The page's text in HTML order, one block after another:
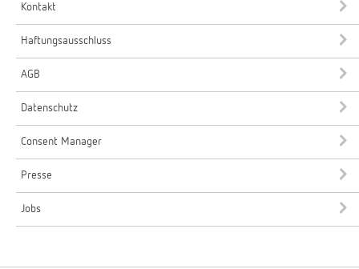
Kontakt
Haftungsausschluss
AGB
Datenschutz
Consent Manager
Presse
Jobs